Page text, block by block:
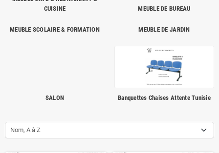
CUISINE
MEUBLE DE BUREAU
MEUBLE SCOLAIRE & FORMATION MEUBLE DE JARDIN
SALON Banquettes Chaises Attente Tunisie
Nom, A à Z